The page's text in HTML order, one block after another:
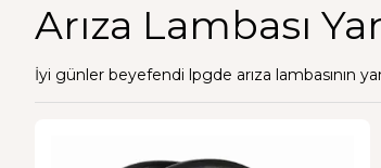
Arıza Lambası
İyi günler beyefendi lpgde arıza lambasının